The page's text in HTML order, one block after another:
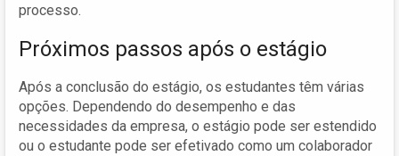
processo.
Próximos passos após o estágio
Após a conclusão do estágio, os estudantes têm várias
opções. Dependendo do desempenho e das
necessidades da empresa, o estágio pode ser estendido
ou o estudante pode ser efetivado como um colaborador